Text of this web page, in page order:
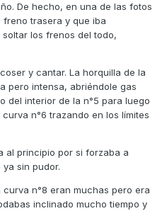
De hecho, en una de las fotos
freno trasera y que iba
los frenos del todo,
y cantar. La horquilla de la
pero intensa, abriéndole gas
del interior de la n°5 para luego
n°6 trazando en los límites
al principio por si forzaba a
sin pudor.
n°8 eran muchas pero era
inclinado mucho tiempo y